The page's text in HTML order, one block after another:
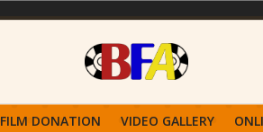
FILM DONATION VIDEO GALLERY